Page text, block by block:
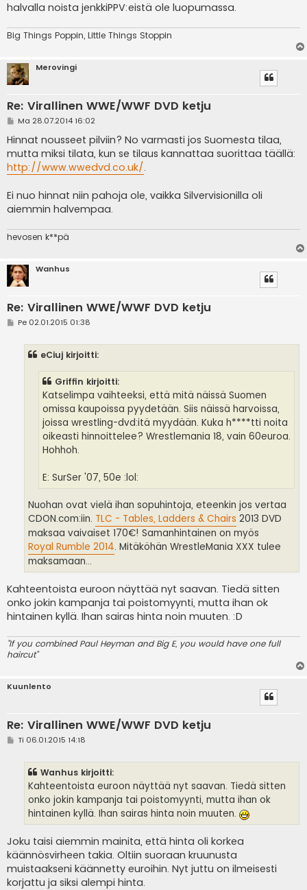
halvalla noista jenkkiPPV:eistä ole luopumassa.
Big Things Poppin, Little Things Stoppin
Merovingi
Re: Virallinen WWE/WWF DVD ketju
V
e
s
t
i
Ma 28.07.2014 16:02
Hinnat nousseet pilviin? No varmasti jos Suomesta tilaa,
mutta miksi tilata, kun se tilaus kannattaa suorittaa täällä:
http://www.wwedvd.co.uk/.
Ei nuo hinnat niin pahoja ole, vaikka Silvervisionilla oli
aiemmin halvempaa.
hevosen k**pä
Wanhus
Re: Virallinen WWE/WWF DVD ketju
VPe 02.01.2015 01:38
eCiuj kirjoitti:
Griffin kirjoitti:
Katselimpa vaihteeksi, että mitä näissä Suomen
omissa kaupoissa pyydetään. Siis näissä harvoissa,
joissa wrestling-dvd:itä myydään. Kuka h****tti noita
oikeasti hinnoittelee? Wrestlemania 18, vain 60euroa.
Hohhoh.
E: SurSer '07, 50e :lol:
Nuohan ovat vielä ihan sopuhintoja, eteenkin jos vertaa
CDON.com:iin. TLC - Tables, Ladders & Chairs 2013 DVD
maksaa vaivaiset 170€! Samanhintainen on myös
Royal Rumble 2014. Mitäköhän WrestleMania XXX tulee
maksamaan...
Kahteentoista euroon näyttää nyt saavan. Tiedä sitten
onko jokin kampanja tai poistomyynti, mutta ihan ok
hintainen kyllä. Ihan sairas hinta noin muuten. :D
"If you combined Paul Heyman and Big E, you would have one full
haircut"
Kuunlento
Re: Virallinen WWE/WWF DVD ketju
VTi 06.01.2015 14:18
Wanhus kirjoitti:
Kahteentoista euroon näyttää nyt saavan. Tiedä sitten
onko jokin kampanja tai poistomyynti, mutta ihan ok
hintainen kyllä. Ihan sairas hinta noin muuten.
Joku taisi aiemmin mainita, että hinta oli korkea
käännösvirheen takia. Oltiin suoraan kruunusta
muistaakseni käännetty euroihin. Nyt juttu on ilmeisesti
korjattu ja siksi alempi hinta.